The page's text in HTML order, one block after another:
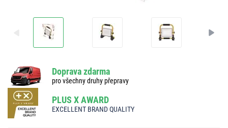
Doprava zdarma
pro všechny druhy přepravy
PLUS X AWARD
EXCELLENT BRAND QUALITY